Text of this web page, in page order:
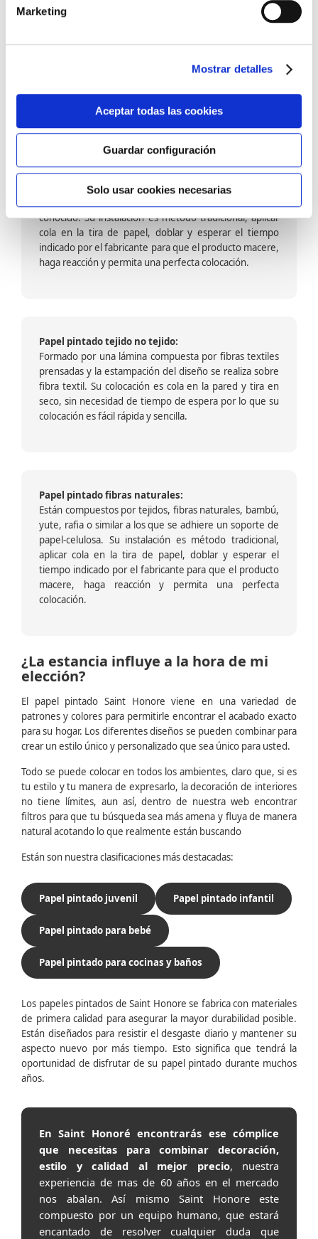
Marketing
Mostrar detalles
Aceptar todas las cookies
Guardar configuración
Solo usar cookies necesarias
barniz multiadherente en base agua. En zonas de
fuegos, se recomienda proteger con placas, silestone,
dado que el frotar en exceso dañaría el papel. Su
colocación es cola en la pared y tira en seco, sin
colocación es fácil rápida y sencilla.
Papel pintado calidad papel:
Formado por una capa de papel sobre un soporte de
conocido. Su instalación es método tradicional, aplicar
cola en la tira de papel, doblar y esperar el tiempo
indicado por el fabricante para que el producto macere,
haga reacción y permita una perfecta colocación.
Papel pintado tejido no tejido:
Formado por una lámina compuesta por fibras textiles
prensadas y la estampación del diseño se realiza sobre
fibra textil. Su colocación es cola en la pared y tira en
seco, sin necesidad de tiempo de espera por lo que su
colocación es fácil rápida y sencilla.
Papel pintado fibras naturales:
Están compuestos por tejidos, fibras naturales, bambú,
yute, rafia o similar a los que se adhiere un soporte de
papel-celulosa. Su instalación es método tradicional,
aplicar cola en la tira de papel, doblar y esperar el
tiempo indicado por el fabricante para que el producto
macere, haga reacción y permita una perfecta
colocación.
¿La estancia influye a la hora de mi
elección?
El papel pintado Saint Honore viene en una variedad de
patrones y colores para permitirle encontrar el acabado exacto
para su hogar. Los diferentes diseños se pueden combinar para
crear un estilo único y personalizado que sea único para usted.
Todo se puede colocar en todos los ambientes, claro que, si es
tu estilo y tu manera de expresarlo, la decoración de interiores
no tiene límites, aun así, dentro de nuestra web encontrar
filtros para que tu búsqueda sea más amena y fluya de manera
natural acotando lo que realmente están buscando
Están son nuestra clasificaciones más destacadas:
Papel pintado juvenil Papel pintado infantil
Papel pintado para bebé
Papel pintado para cocinas y baños
Los papeles pintados de Saint Honore se fabrica con materiales
de primera calidad para asegurar la mayor durabilidad posible.
Están diseñados para resistir el desgaste diario y mantener su
aspecto nuevo por más tiempo. Esto significa que tendrá la
oportunidad de disfrutar de su papel pintado durante muchos
años.
En Saint Honoré encontrarás ese cómplice
que necesitas para combinar decoración,
estilo y calidad al mejor precio, nuestra
experiencia de mas de 60 años en el mercado
nos abalan. Así mismo Saint Honore este
compuesto por un equipo humano, que estará
encantado de resolver cualquier duda que